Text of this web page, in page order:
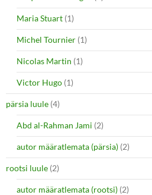
Maria Stuart (1)
Michel Tournier (1)
Nicolas Martin (1)
Victor Hugo (1)
pärsia luule (4)
Abd al-Rahman Jami (2)
autor määratlemata (pärsia) (2)
rootsi luule (2)
autor määratlemata (rootsi) (2)